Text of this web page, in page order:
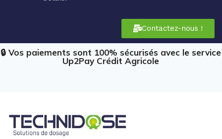
Contactez-nous !
🔒 Vos paiements sont 100% sécurisés avec le service
Up2Pay Crédit Agricole